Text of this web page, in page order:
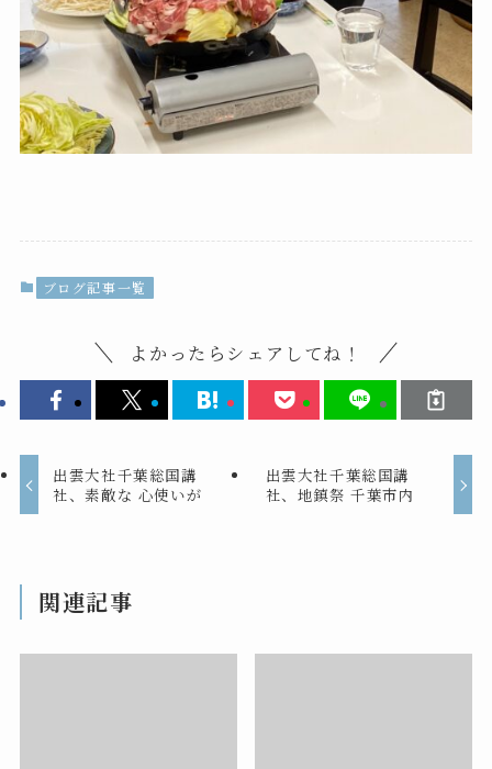
ブログ記事一覧
よかったらシェアしてね！
出雲大社千葉総国講
社、素敵な 心使いが
出雲大社千葉総国講
社、地鎮祭 千葉市内
関連記事